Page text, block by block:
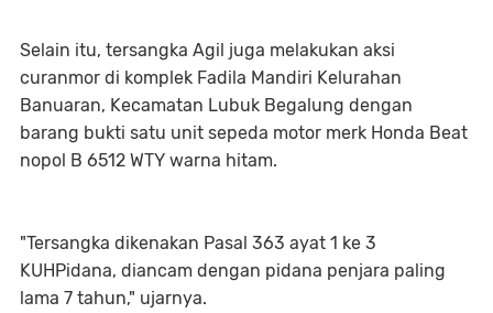
Selain itu, tersangka Agil juga melakukan aksi
curanmor di komplek Fadila Mandiri Kelurahan
Banuaran, Kecamatan Lubuk Begalung dengan
barang bukti satu unit sepeda motor merk Honda Beat
nopol B 6512 WTY warna hitam.
"Tersangka dikenakan Pasal 363 ayat 1 ke 3
KUHPidana, diancam dengan pidana penjara paling
lama 7 tahun," ujarnya.